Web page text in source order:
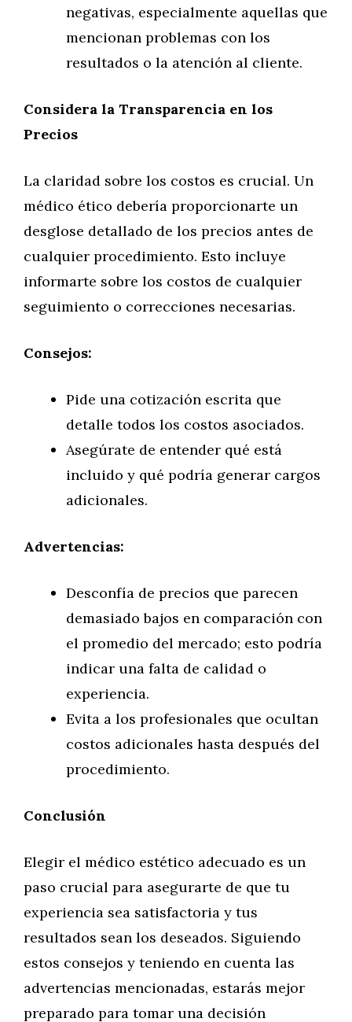
negativas, especialmente aquellas que
mencionan problemas con los
resultados o la atención al cliente.
Considera la Transparencia en los
Precios
La claridad sobre los costos es crucial. Un
médico ético debería proporcionarte un
desglose detallado de los precios antes de
cualquier procedimiento. Esto incluye
informarte sobre los costos de cualquier
seguimiento o correcciones necesarias.
Consejos:
Pide una cotización escrita que
detalle todos los costos asociados.
Asegúrate de entender qué está
incluido y qué podría generar cargos
adicionales.
Advertencias:
Desconfía de precios que parecen
demasiado bajos en comparación con
el promedio del mercado; esto podría
indicar una falta de calidad o
experiencia.
Evita a los profesionales que ocultan
costos adicionales hasta después del
procedimiento.
Conclusión
Elegir el médico estético adecuado es un
paso crucial para asegurarte de que tu
experiencia sea satisfactoria y tus
resultados sean los deseados. Siguiendo
estos consejos y teniendo en cuenta las
advertencias mencionadas, estarás mejor
preparado para tomar una decisión